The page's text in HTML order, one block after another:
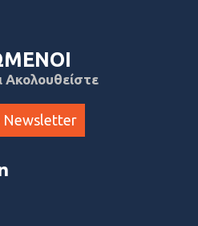
Ακολουθείστε
Newsletter